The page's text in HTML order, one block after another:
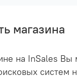
магазина
на InSales Вы
систем